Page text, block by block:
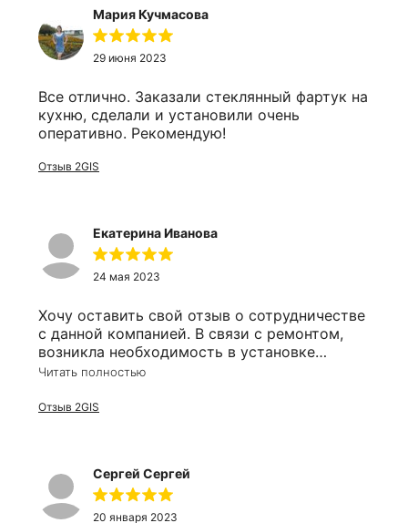
Мария Кучмасова
29 июня 2023
Все отлично. Заказали стеклянный фартук на
кухню, сделали и установили очень
оперативно. Рекомендую!
Отзыв 2GIS
Екатерина Иванова
24 мая 2023
Хочу оставить свой отзыв о сотрудничестве
с данной компанией. В связи с ремонтом,
возникла необходимость в установке
зеркала в ванную комнату. Почитав отзывы,
производителе и ни сколько об этом не
работают чётко, быстро, аккуратно, а цены
их, я думаю, что приятно вас удивят. Мои
ожидания совпали с результатом, я
Читать полностью
Отзыв 2GIS
Сергей Сергей
20 января 2023